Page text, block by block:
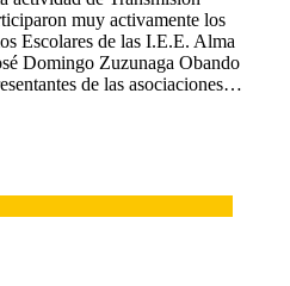
muy activamente los
Escolares de las I.E.E. Alma
Domingo Zuzunaga Obando
de las asociaciones…